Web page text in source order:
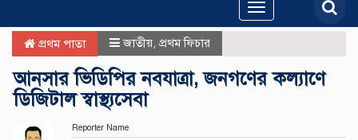
Toggle
navigation
প্রথম পাতা জাতীয় প্রথম ফিচার
আনসার ভিডিপির নবযাত্রা, জনগণের কল্যাণে
ডিজিটাল স্বাস্থ্যসেবা
Reporter Name